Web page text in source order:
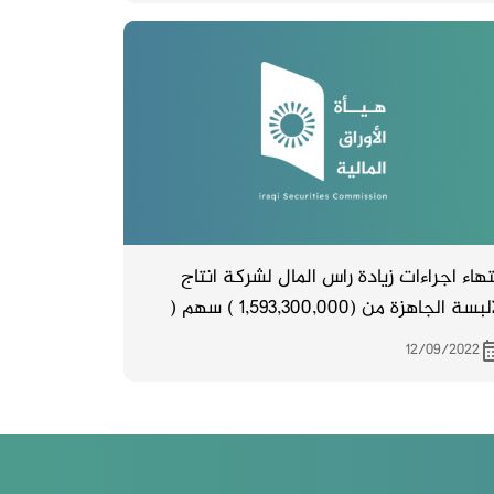
اجراءات زيادة راس المال لشركة انتاج
الالبسة الجاهزة من (1,593,300,000 ) سهم (
وخمسمائة وثلاثة وتسعون مليون
وستمائة الف دينار )
12/09/2022